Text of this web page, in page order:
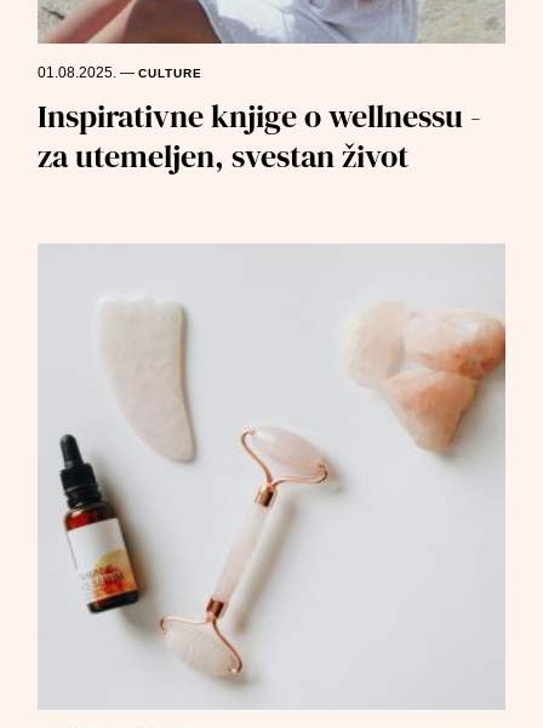
01.08.2025.—CULTURE
Inspirativne knjige o wellnessu -
za utemeljen, svestan život